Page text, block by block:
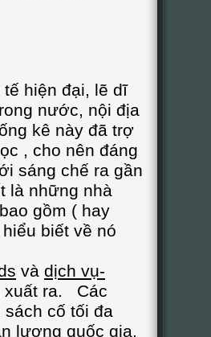
hiện đại, lẽ dĩ
nước, nội địa
kê này đã trợ
, cho nên đáng
sáng chế ra gần
là những nhà
gồm ( hay
biết về nó
và dịch vụ-
xuất ra. Các
sách cố tối đa
lượng quốc gia.